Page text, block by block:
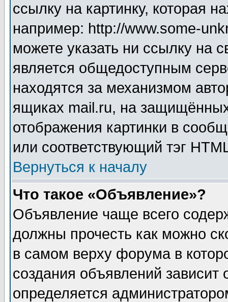
ссылку на картинку, которая
например: http://www.some-
можете указать ни ссылку на
является общедоступным
находятся за механизмом
ящиках mail.ru, на
отображения картинки в
или соответствующий тэг
Вернуться к началу
Что такое «Объявление»?
Объявление чаще всего
должны прочесть как можно
в самом верху форума в
создания объявлений зависит
определяется